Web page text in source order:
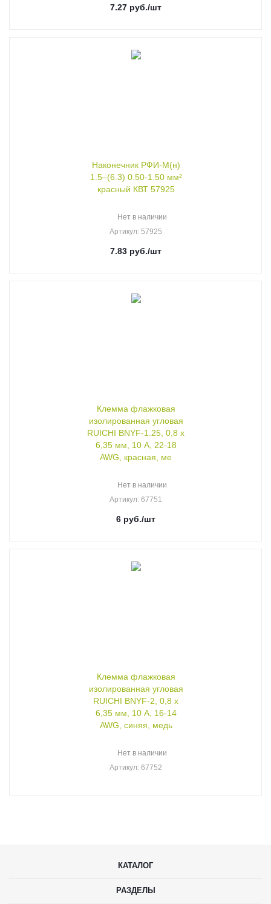
7.27 руб./шт
Наконечник РФИ-М(н)
1.5–(6.3) 0.50-1.50 мм²
красный КВТ 57925
Нет в наличии
Артикул: 57925
7.83 руб./шт
Клемма флажковая
изолированная угловая
RUICHI BNYF-1.25, 0,8 х
6,35 мм, 10 А, 22-18
AWG, красная, ме
Нет в наличии
Артикул: 67751
6 руб./шт
Клемма флажковая
изолированная угловая
RUICHI BNYF-2, 0,8 х
6,35 мм, 10 А, 16-14
AWG, синяя, медь
Нет в наличии
Артикул: 67752
КАТАЛОГ
РАЗДЕЛЫ